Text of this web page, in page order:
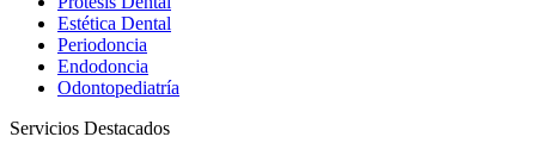
Estética Dental
Periodoncia
Endodoncia
Odontopediatría
Servicios Destacados